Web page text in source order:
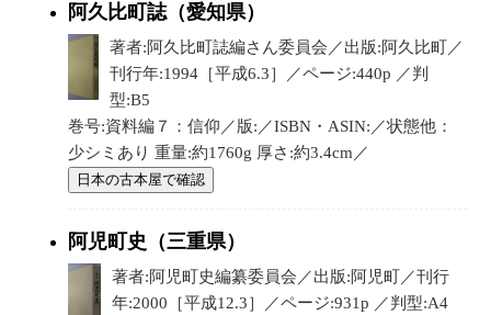
阿久比町誌（愛知県）
著者:阿久比町誌編さん委員会／出版:阿久比町／
刊行年:1994［平成6.3］／ページ:440p ／判
型:B5
巻号:資料編７：信仰／版:／ISBN・ASIN:／状態他：
少シミあり 重量:約1760g 厚さ:約3.4cm／
日本の古本屋で確認
阿児町史（三重県）
著者:阿児町史編纂委員会／出版:阿児町／刊行
年:2000［平成12.3］／ページ:931p ／判型:A4